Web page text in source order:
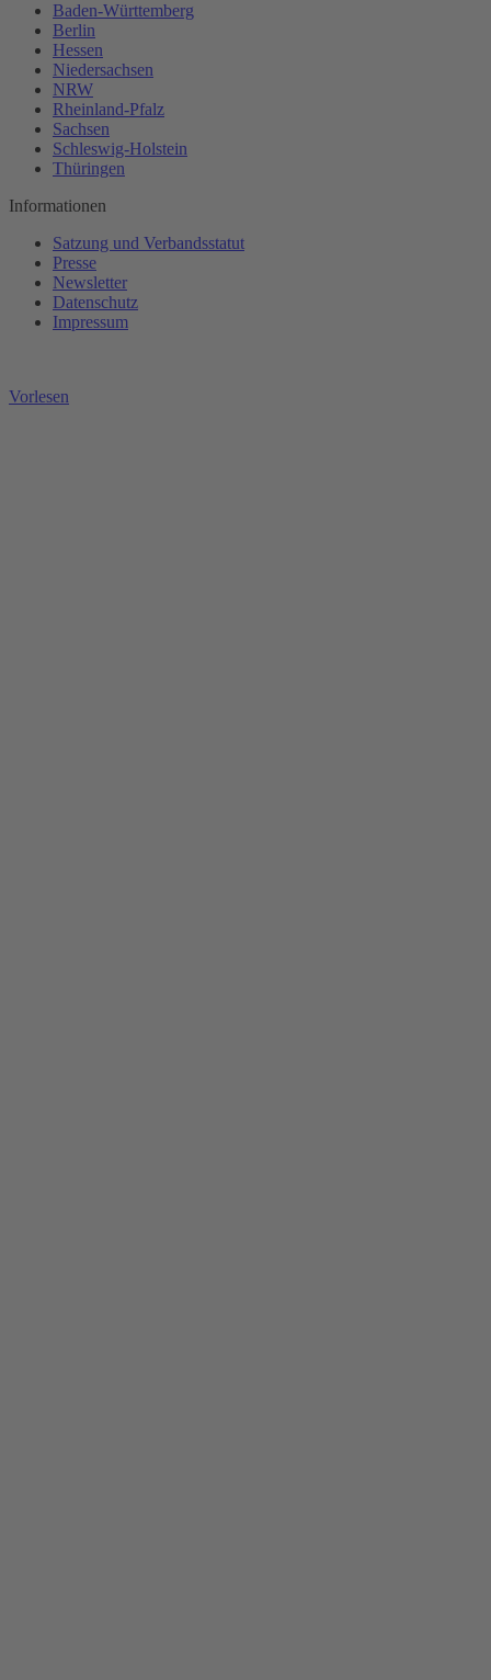
Baden-Württemberg
Berlin
Hessen
Niedersachsen
NRW
Rheinland-Pfalz
Sachsen
Schleswig-Holstein
Thüringen
Informationen
Satzung und Verbandsstatut
Presse
Newsletter
Datenschutz
Impressum
Vorlesen